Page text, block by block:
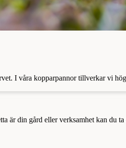
I våra kopparpannor tillverkar vi
är din gård eller verksamhet kan du